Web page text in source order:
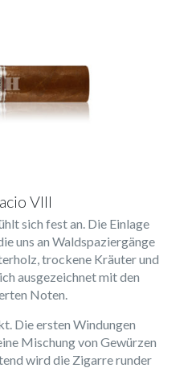
VIII
sich fest an. Die Einlage
uns an Waldspaziergänge
trockene Kräuter und
ausgezeichnet mit den
Noten.
Die ersten Windungen
Mischung von Gewürzen
wird die Zigarre runder